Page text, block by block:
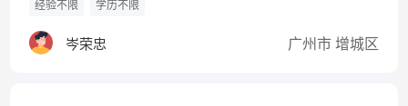
经验不限 学历不限
岑荣忠 广州市 增城区